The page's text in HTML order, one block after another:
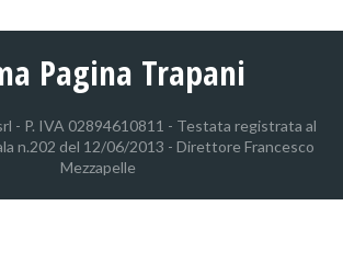
Pagina Trapani
- P. IVA 02894610811 - Testata registrata al
n.202 del 12/06/2013 - Direttore Francesco
Mezzapelle